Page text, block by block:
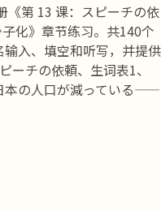
《第 13 课：スピーチの依
化》章节练习。共140个
入、填空和听写，并提供
ーチの依頼、生词表1、
本の人口が減っている——